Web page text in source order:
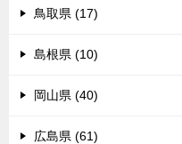
鳥取県 (17)
島根県 (10)
岡山県 (40)
広島県 (61)